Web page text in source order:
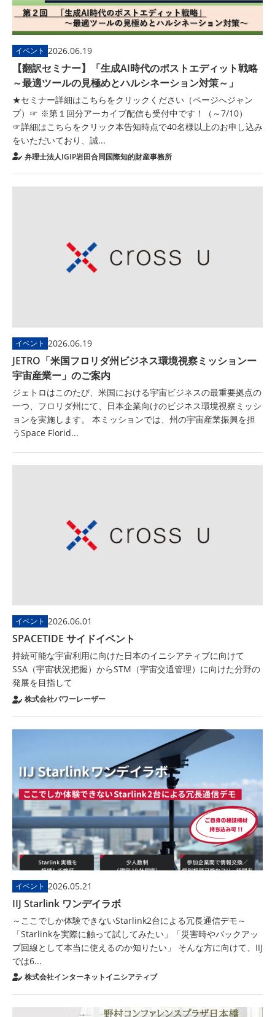
イベント 2026.06.19
【翻訳セミナー】「生成AI時代のポストエディット戦略
～最適ツールの見極めとハルシネーション対策～」
★セミナー詳細はこちらをクリックください（ページへジャン
プ）☞ ※第１回分アーカイブ配信も受付中です！（～7/10）
☞詳細はこちらをクリック本告知時点で40名様以上のお申し込み
をいただいており、誠...
弁理士法人IGIP岩田合同国際知的財産事務所
イベント 2026.06.19
JETRO「米国フロリダ州ビジネス環境視察ミッションー
宇宙産業ー」のご案内
ジェトロはこのたび、米国における宇宙ビジネスの最重要拠点の
一つ、フロリダ州にて、日本企業向けのビジネス環境視察ミッシ
ョンを実施します。 本ミッションでは、州の宇宙産業振興を担
うSpace Florid...
イベント 2026.06.01
SPACETIDE サイドイベント
持続可能な宇宙利用に向けた日本のイニシアティブに向けて
SSA（宇宙状況把握）からSTM（宇宙交通管理）に向けた分野の
発展を目指して
株式会社パワーレーザー
イベント 2026.05.21
IIJ Starlink ワンデイラボ
～ここでしか体験できないStarlink2台による冗長通信デモ～
「Starlinkを実際に触って試してみたい」「災害時やバックアッ
プ回線として本当に使えるのか知りたい」 そんな方に向けて、IIJ
では6...
株式会社インターネットイニシアティブ